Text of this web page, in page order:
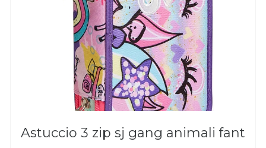
astuccio 3 zip sj gang animali fant